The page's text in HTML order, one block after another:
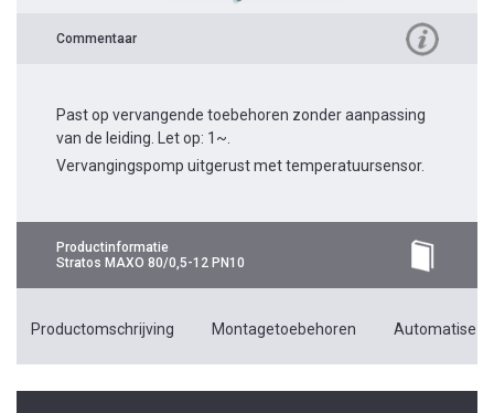
Commentaar
Past op vervangende toebehoren zonder aanpassing
van de leiding. Let op: 1~.
Vervangingspomp uitgerust met temperatuursensor.
Productinformatie
Stratos MAXO 80/0,5-12 PN10
Productomschrijving Montagetoebehoren